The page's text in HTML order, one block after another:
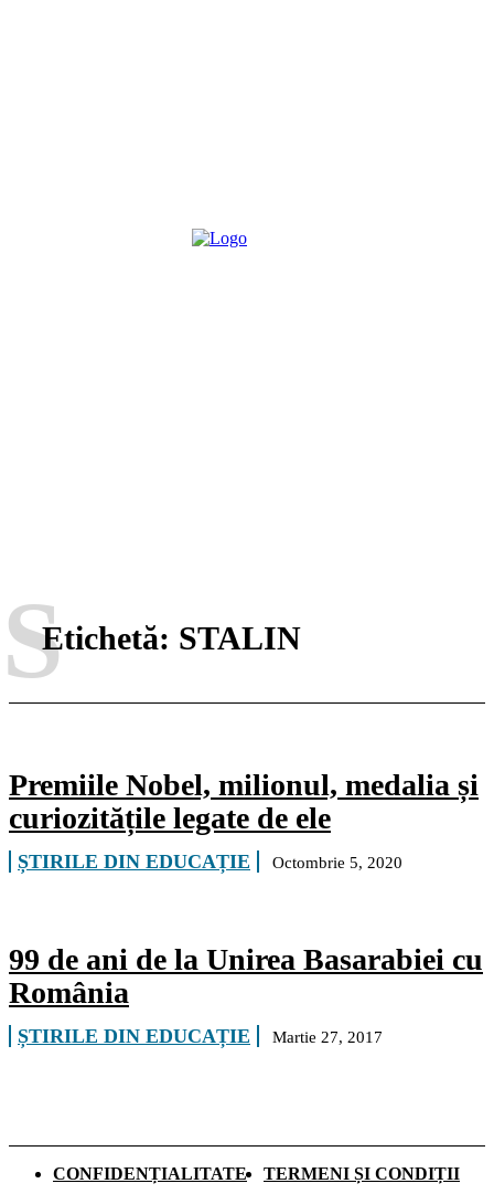
Etichetă: STALIN
S
Premiile Nobel, milionul, medalia și
curiozitățile legate de ele
ȘTIRILE DIN EDUCAȚIE Octombrie 5, 2020
99 de ani de la Unirea Basarabiei cu
România
ȘTIRILE DIN EDUCAȚIE Martie 27, 2017
CONFIDENȚIALITATE
TERMENI ȘI CONDIȚII